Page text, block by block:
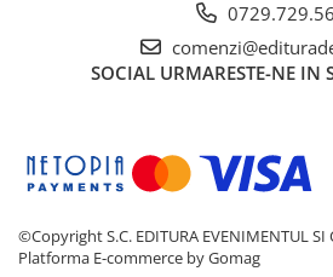
SOCIAL URMARESTE-NE IN
©Copyright S.C. EDITURA EVENIMENTUL SI
Platforma E-commerce by Gomag